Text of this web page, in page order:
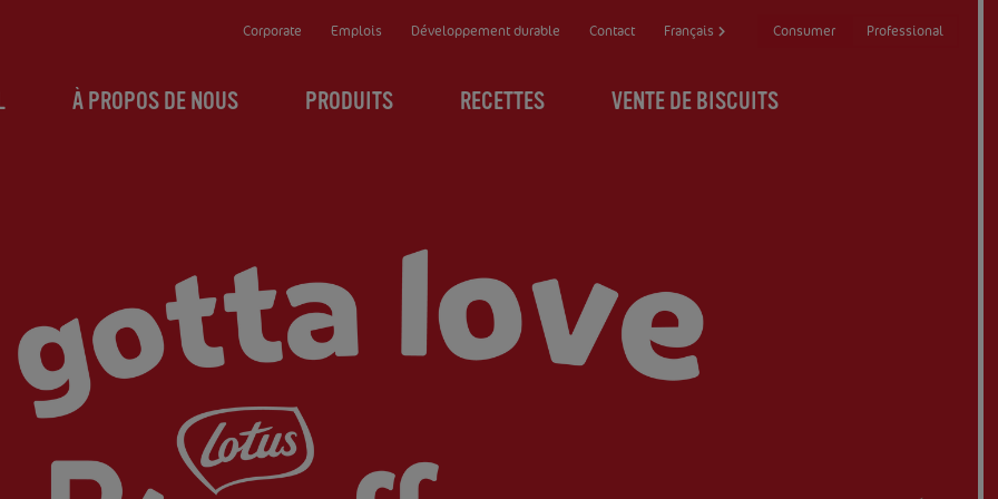
Corporate Emplois Développement durable Contact Français Consumer Professional
À PROPOS DE NOUS PRODUITS RECETTES VENTE DE BISCUITS